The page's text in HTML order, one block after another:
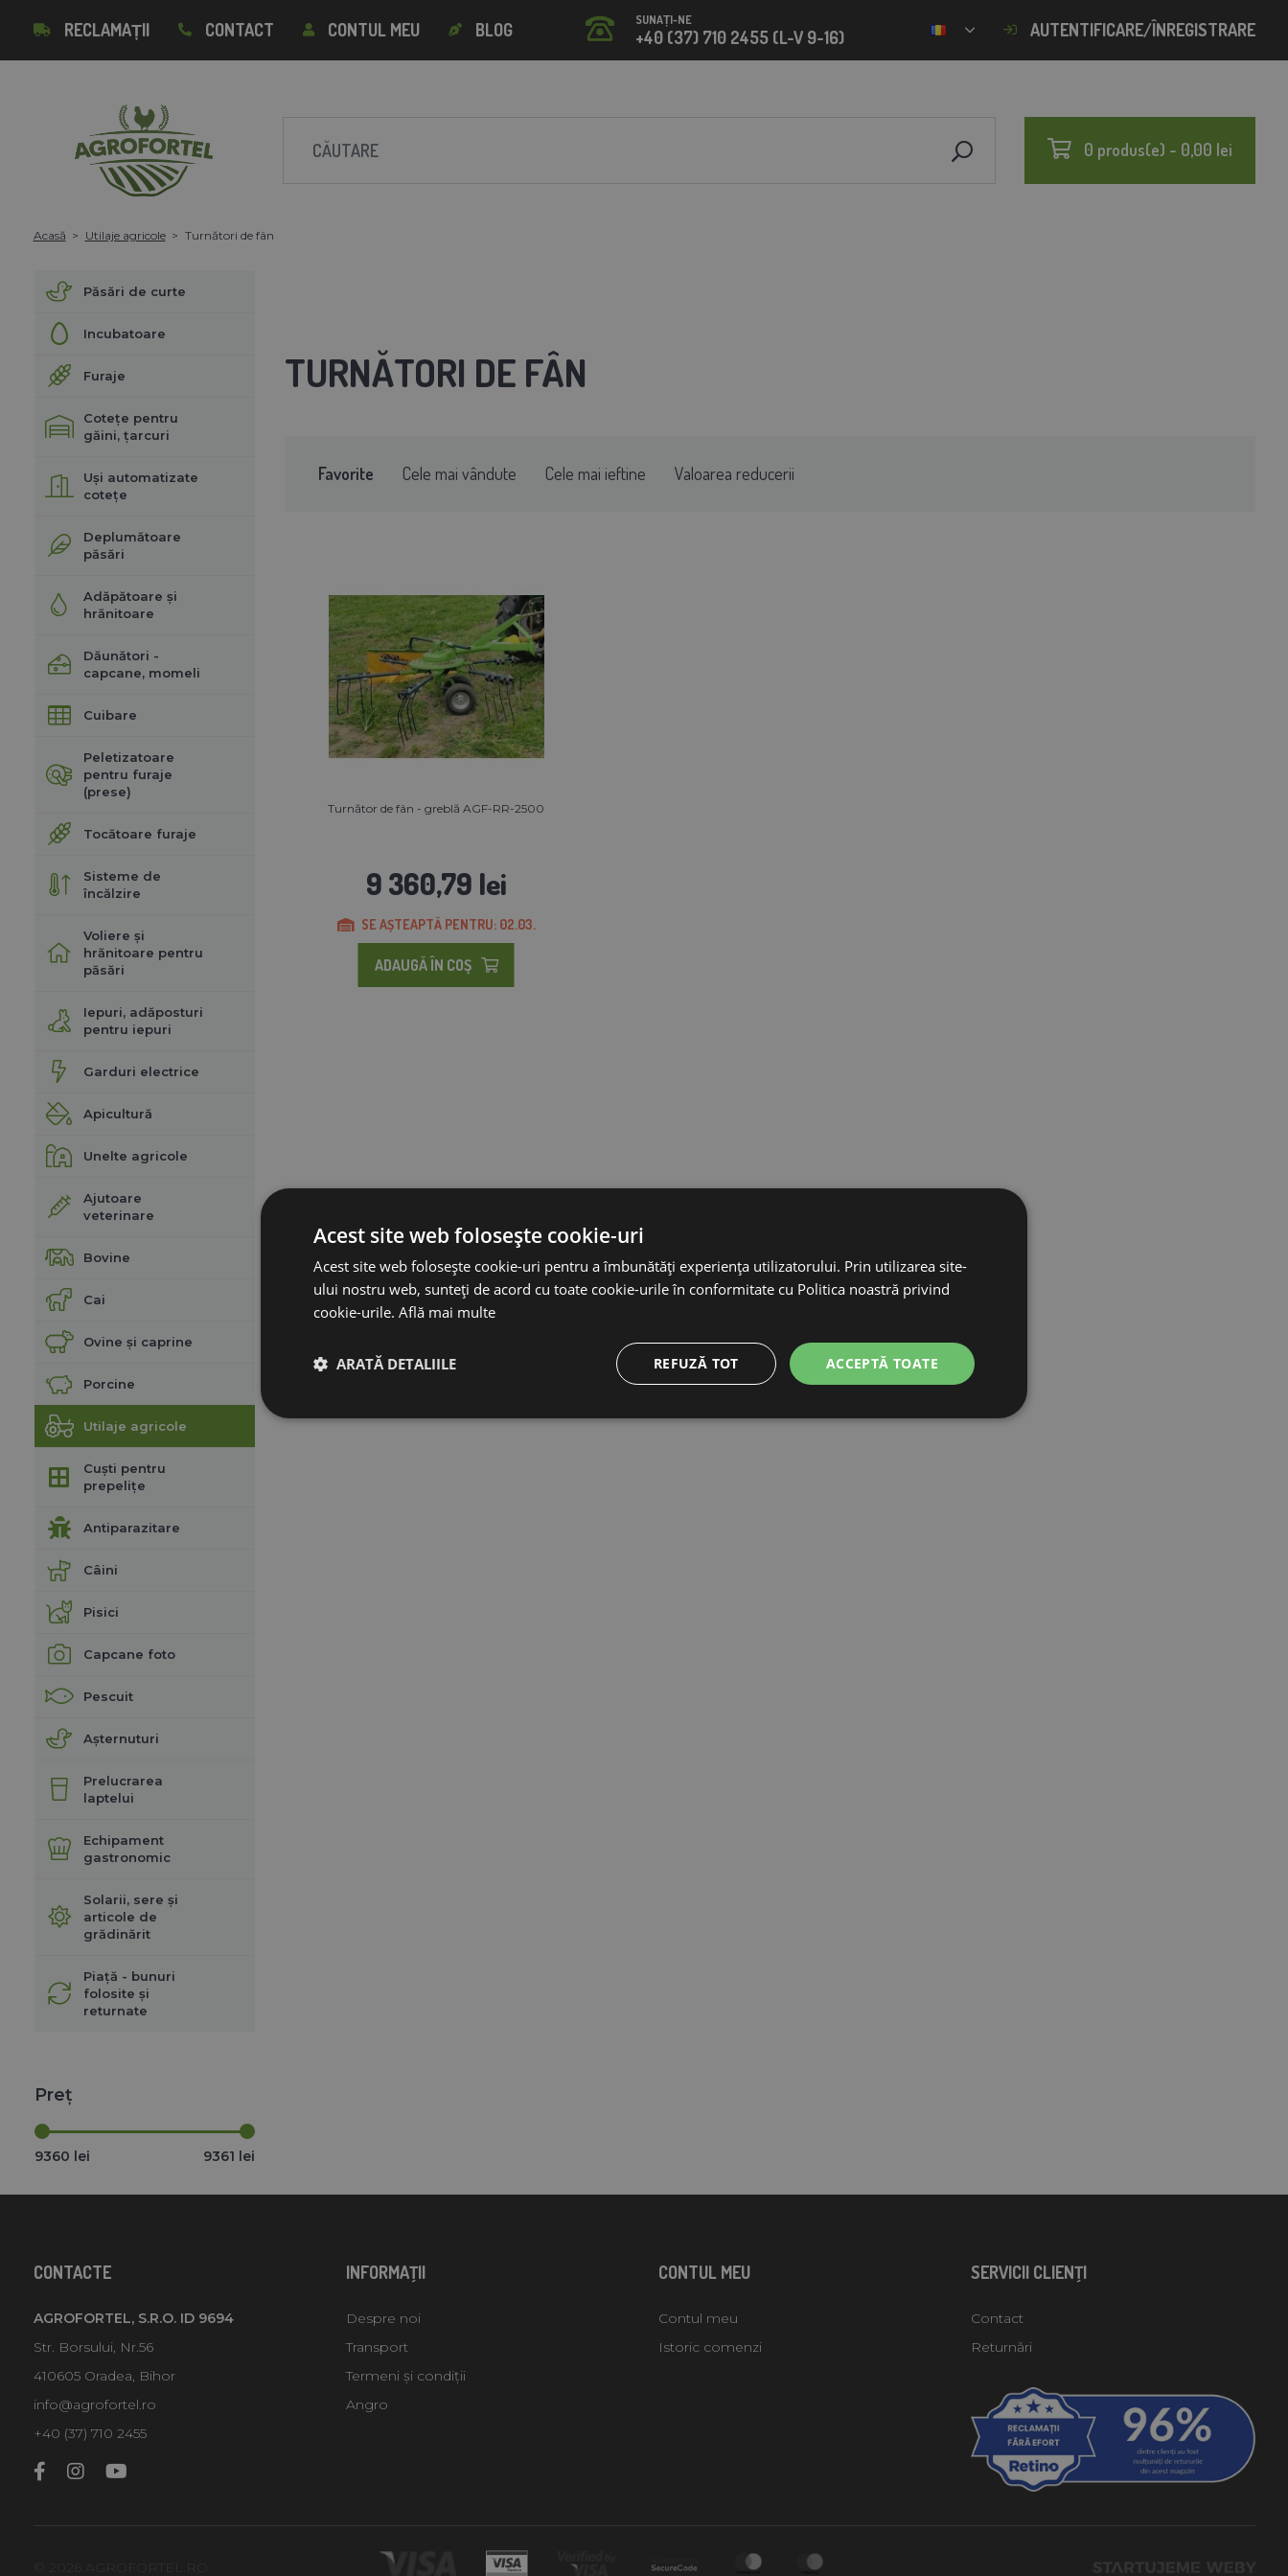
RECLAMAȚII CONTACT CONTUL MEU BLOG SUNAȚI-NE
+40 (37) 710 2455 (L-V 9-16) AUTENTIFICARE/ÎNREGISTRARE
0 produs(e) - 0,00 lei
Acasă Utilaje agricole Turnători de fân
Păsări de curte
Incubatoare
Furaje
Cotețe pentru
găini, țarcuri
Uși automatizate
cotețe
Deplumătoare
păsări
Adăpătoare și
hrănitoare
Dăunători -
capcane, momeli
Cuibare
Peletizatoare
pentru furaje
(prese)
Tocătoare furaje
Sisteme de
încălzire
Voliere și
hrănitoare pentru
păsări
Iepuri, adăposturi
pentru iepuri
Garduri electrice
Apicultură
Unelte agricole
Ajutoare
veterinare
Bovine
Cai
Ovine și caprine
Porcine
Utilaje agricole
Cuști pentru
prepelițe
Antiparazitare
Câini
Pisici
Capcane foto
Pescuit
Așternuturi
Prelucrarea
laptelui
Echipament
gastronomic
Solarii, sere și
articole de
grădinărit
Piață - bunuri
folosite și
returnate
Preț
9360 lei 9361 lei
TURNĂTORI DE FÂN
Favorite Cele mai vândute Cele mai ieftine Valoarea reducerii
Turnător de fân - greblă AGF-RR-2500
9 360,79 lei
SE AȘTEAPTĂ PENTRU: 02.03.
ADAUGĂ ÎN COŞ
CONTACTE
AGROFORTEL, S.R.O. ID 9694
Str. Borsului, Nr.56
410605 Oradea, Bihor
info@agrofortel.ro
+40 (37) 710 2455
INFORMAŢII
Despre noi
Transport
Termeni și condiții
Angro
CONTUL MEU
Contul meu
Istoric comenzi
SERVICII CLIENŢI
Contact
Returnări
Acest site web folosește cookie-uri
Acest site web folosește cookie-uri pentru a îmbunătăți experiența utilizatorului. Prin utilizarea site-
ului nostru web, sunteți de acord cu toate cookie-urile în conformitate cu Politica noastră privind
cookie-urile. Află mai multe
ACCEPTĂ TOATE
REFUZĂ TOT
ARATĂ DETALIILE